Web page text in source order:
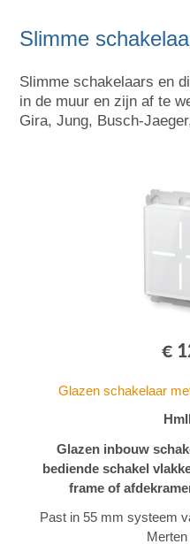
Slimme
Slimme schakelaars en
in de muur en zijn af te
Gira, Jung, Busch-
€
Glazen schakelaar
Glazen inbouw
bediende schakel
frame of
Past in 55 mm systeem